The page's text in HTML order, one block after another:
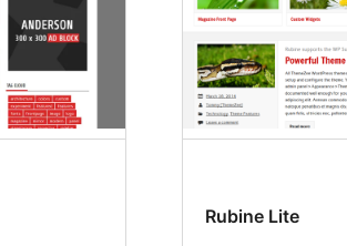
Rubine Lite